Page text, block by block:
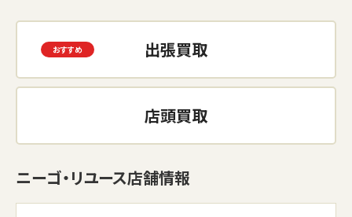
出張買取
店頭買取
ニーゴ・リユース店舗情報